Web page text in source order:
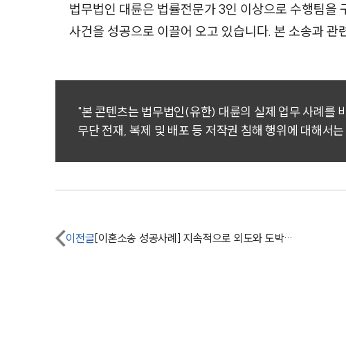
법무법인 대륜은 법률전문가 3인 이상으로 수행팀
사건을 성공으로 이끌어 오고 있습니다. 본 소송과
"본 콘텐츠는 법무법인(유한) 대륜의 실제 업무 사례를
무단 전재, 복제 및 배포 등 저작권 침해 행위에 대해서
이전글 [이혼소송 성공사례] 지속적으로 외도와 도박을 하는 남편과 이혼하고 재산분할과 양육비를 받아냄